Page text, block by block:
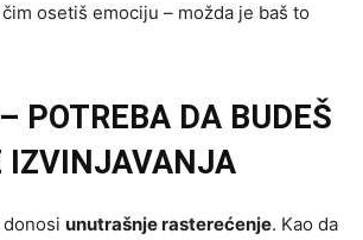
osetiš emociju – možda je baš to
POTREBA DA BUDEŠ
IZVINJAVANJA
unutrašnje rasterećenje. Kao da